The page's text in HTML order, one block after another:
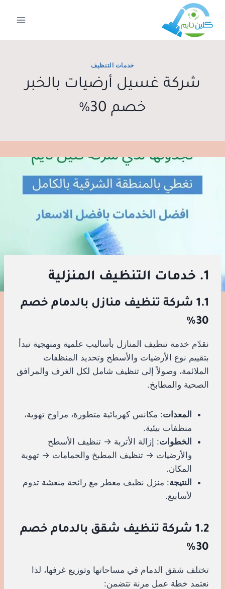
التجاوز
المحتوى
خدمات التنظيف
شركة غسيل أرضيات بالخبر
خصم 30%
1. خدمات التنظيف المنزلية
1.1 شركة تنظيف منازل بالدمام خصم
30%
نقدّم خدمة تنظيف المنازل بأساليب علمية ومنهجية تبدأ
بتقييم نوع الأرضيات والأسطح وتحديد المنظفات
الملائمة، وصولاً إلى تنظيف شامل لكل الغرف والمرافق
الصحية والمطابخ.
المعدات: مكانس كهربائية متطورة، مراوح تهوية،
منظفات بيئية.
الخطوات: إزالة الأتربة → تنظيف الأسطح
والأرضيات → تنظيف المطبخ والحمامات → تهوية
المكان.
النتيجة: منزل نظيف معطر مع رائحة منعشة تدوم
لأسابيع.
1.2 شركة تنظيف شقق بالدمام خصم
30%
تختلف شقق الدمام في مساحاتها وتوزيع غرفها، لذا
نعتمد خطة عمل مرنة تتضمن: